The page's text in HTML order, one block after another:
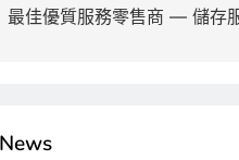
最佳優質服務零售商 — 儲存